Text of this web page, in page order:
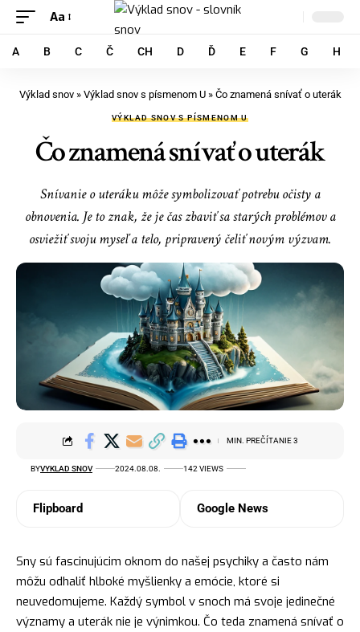
Aa
A B C Č CH D Ď E F G H
Výklad snov» Výklad snov s písmenom U» Čo znamená snívať o uterák
VÝKLAD SNOV S PÍSMENOM U
Čo znamená snívať o uterák
Snívanie o uteráku môže symbolizovať potrebu očisty a
obnovenia. Je to znak, že je čas zbaviť sa starých problémov a
osviežiť svoju myseľ a telo, pripravený čeliť novým výzvam.
BYVYKLAD SNOV 2024.08.08. 142 VIEWS
MIN. PREČÍTANIE 3
Flipboard Google News
Sny sú fascinujúcim oknom do našej psychiky a často nám
môžu odhaliť hlboké myšlienky a emócie, ktoré si
neuvedomujeme. Každý symbol v snoch má svoje jedinečné
významy a uterák nie je výnimkou. Čo teda znamená snívať o